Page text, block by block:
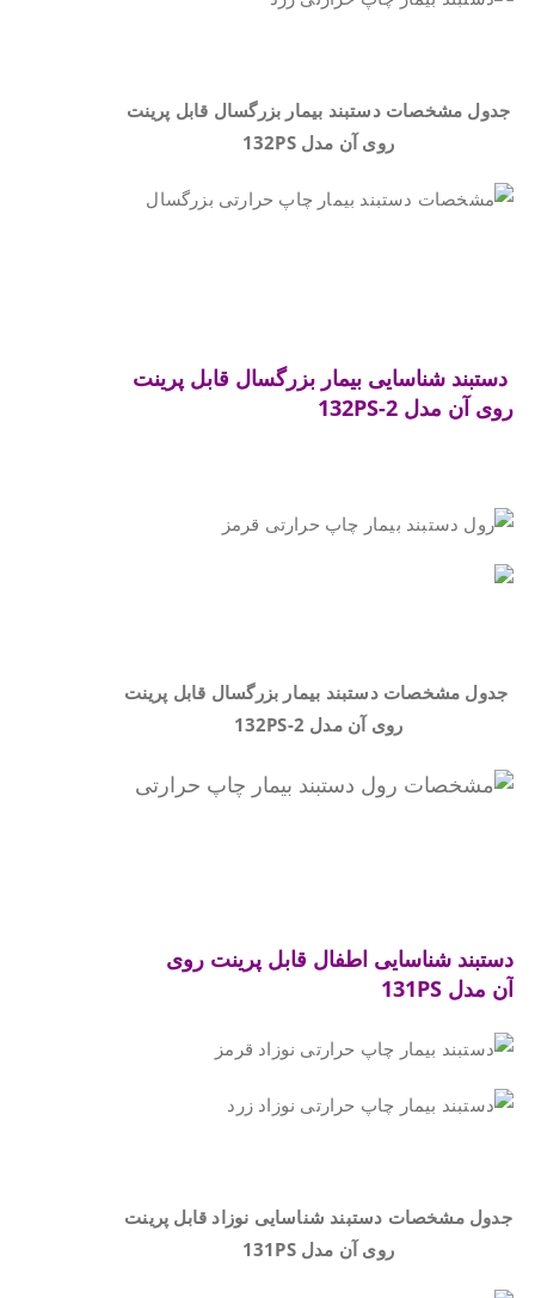
جدول مشخصات دستبند بیمار بزرگسال قابل پرینت
روی آن مدل 132PS
دستبند شناسایی بیمار بزرگسال قابل پرینت
روی آن مدل 132PS-2
جدول مشخصات دستبند بیمار بزرگسال قابل پرینت
روی آن مدل 132PS-2
دستبند شناسایی اطفال قابل پرینت روی
آن مدل 131PS
جدول مشخصات دستبند شناسایی نوزاد قابل پرینت
روی آن مدل 131PS